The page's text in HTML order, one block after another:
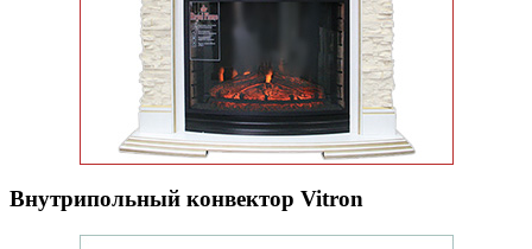
Внутрипольный конвектор Vitron